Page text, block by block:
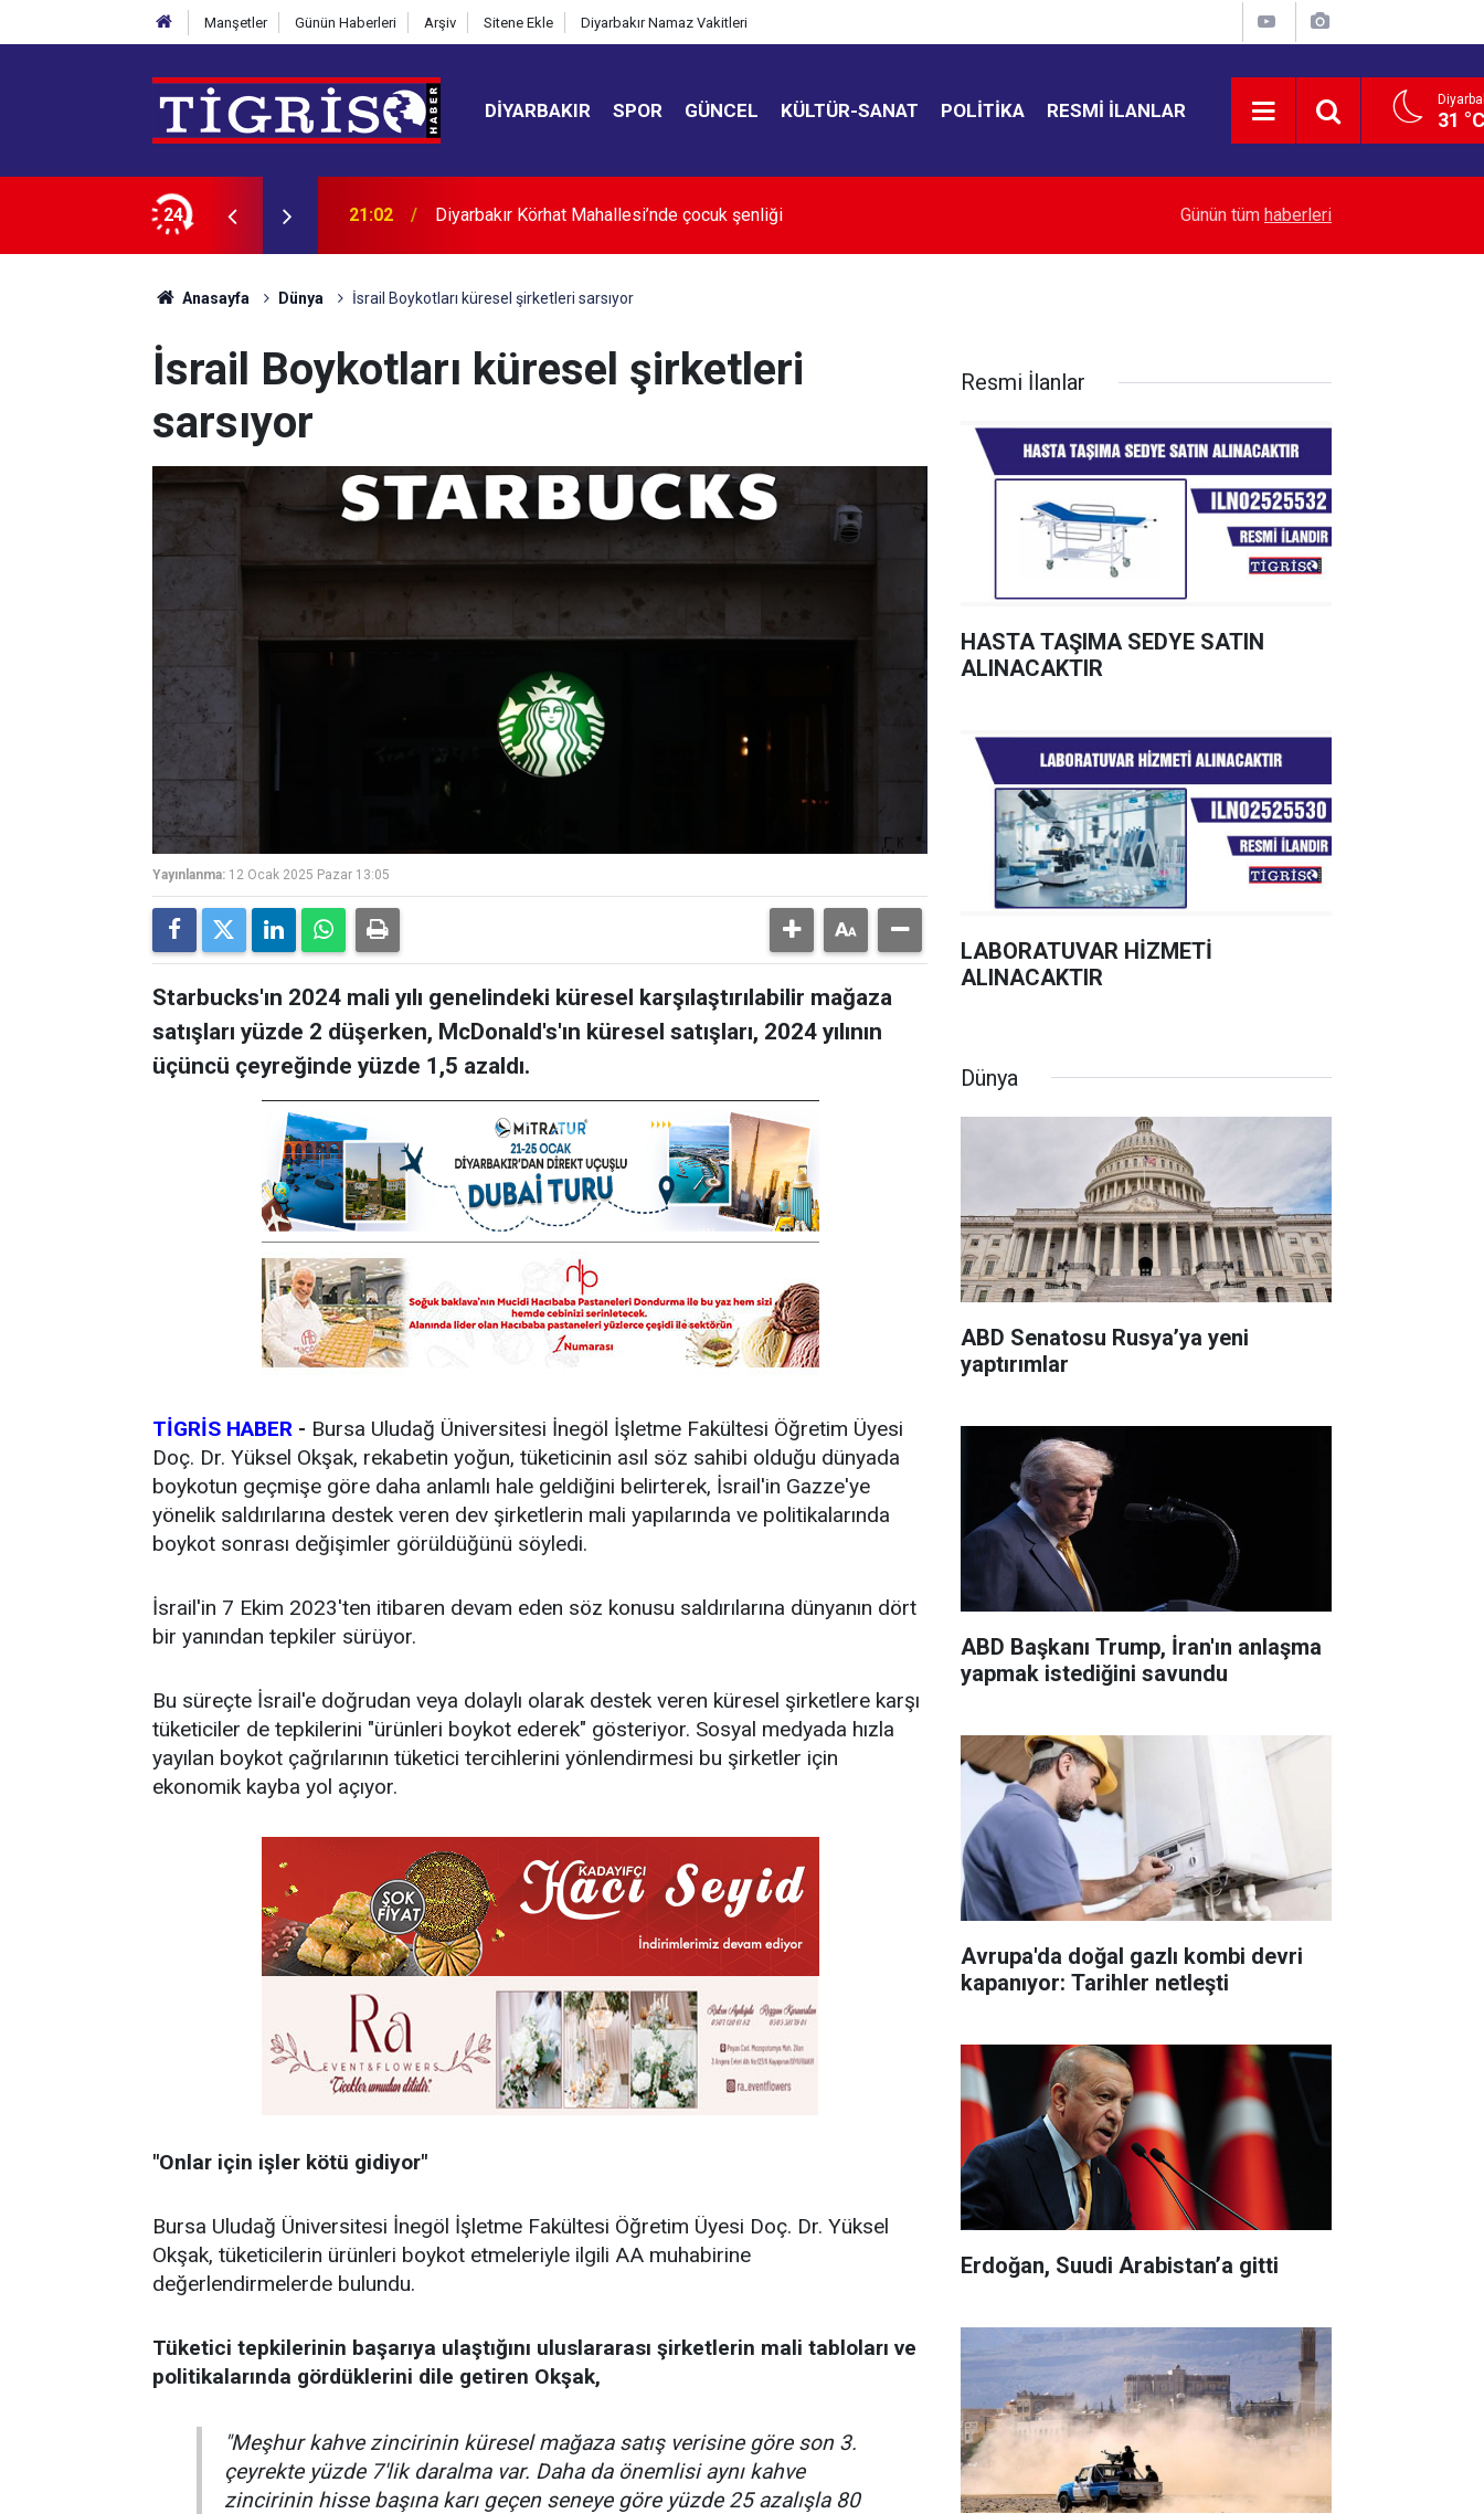
Manşetler Günün Haberleri Arşiv Sitene Ekle Diyarbakır Namaz Vakitleri
DIYARBAKIR SPOR GÜNCEL KÜLTÜR-SANAT POLITIKA RESMI İLANLAR 31
24 20:50 Menderes Belediyesi Belediye Başkanı İlkay Çiçek dahil 10 kişi tutuklandı Günün tüm haberleri
Anasayfa Dünya İsrail Boykotları küresel şirketleri sarsıyor
İsrail Boykotları küresel şirketleri
sarsıyor
Yayınlanma: 12 Ocak 2025 Pazar 13:05
Starbucks'ın 2024 mali yılı genelindeki küresel karşılaştırılabilir mağaza
satışları yüzde 2 düşerken, McDonald's'ın küresel satışları, 2024 yılının
üçüncü çeyreğinde yüzde 1,5 azaldı.
TİGRİS HABER - Bursa Uludağ Üniversitesi İnegöl İşletme Fakültesi Öğretim Üyesi
Doç. Dr. Yüksel Okşak, rekabetin yoğun, tüketicinin asıl söz sahibi olduğu dünyada
boykotun geçmişe göre daha anlamlı hale geldiğini belirterek, İsrail'in Gazze'ye
yönelik saldırılarına destek veren dev şirketlerin mali yapılarında ve politikalarında
boykot sonrası değişimler görüldüğünü söyledi.
İsrail'in 7 Ekim 2023'ten itibaren devam eden söz konusu saldırılarına dünyanın dört
bir yanından tepkiler sürüyor.
Bu süreçte İsrail'e doğrudan veya dolaylı olarak destek veren küresel şirketlere karşı
tüketiciler de tepkilerini "ürünleri boykot ederek" gösteriyor. Sosyal medyada hızla
yayılan boykot çağrılarının tüketici tercihlerini yönlendirmesi bu şirketler için
ekonomik kayba yol açıyor.
"Onlar için işler kötü gidiyor"
Bursa Uludağ Üniversitesi İnegöl İşletme Fakültesi Öğretim Üyesi Doç. Dr. Yüksel
Okşak, tüketicilerin ürünleri boykot etmeleriyle ilgili AA muhabirine
değerlendirmelerde bulundu.
Tüketici tepkilerinin başarıya ulaştığını uluslararası şirketlerin mali tabloları ve
politikalarında gördüklerini dile getiren Okşak,
"Meşhur kahve zincirinin küresel mağaza satış verisine göre son 3.
çeyrekte yüzde 7'lik daralma var. Daha da önemlisi aynı kahve
zincirinin hisse başına karı geçen seneye göre yüzde 25 azalışla 80
Resmi İlanlar
HASTA TAŞIMA SEDYE SATIN
ALINACAKTIR
LABORATUVAR HİZMETİ
ALINACAKTIR
Dünya
ABD Senatosu Rusya’ya yeni
yaptırımlar
ABD Başkanı Trump, İran'ın anlaşma
yapmak istediğini savundu
Avrupa'da doğal gazlı kombi devri
kapanıyor: Tarihler netleşti
Erdoğan, Suudi Arabistan’a gitti